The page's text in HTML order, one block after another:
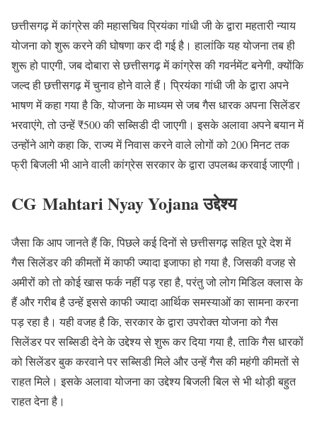
छत्तीसगढ़ में कांग्रेस की महासचिव प्रियंका गांधी जी के द्वारा महतारी न्याय
योजना को शुरू करने की घोषणा कर दी गई है। हालांकि यह योजना तब ही
शुरू हो पाएगी, जब दोबारा से छत्तीसगढ़ में कांग्रेस की गवर्नमेंट बनेगी, क्योंकि
जल्द ही छत्तीसगढ़ में चुनाव होने वाले हैं। प्रियंका गांधी जी के द्वारा अपने
भाषण में कहा गया है कि, योजना के माध्यम से जब गैस धारक अपना सिलेंडर
भरवाएंगे, तो उन्हें ₹500 की सब्सिडी दी जाएगी। इसके अलावा अपने बयान में
उन्होंने आगे कहा कि, राज्य में निवास करने वाले लोगों को 200 मिनट तक
फ्री बिजली भी आने वाली कांग्रेस सरकार के द्वारा उपलब्ध करवाई जाएगी।
CG Mahtari Nyay Yojanaउद्देश्य
जैसा कि आप जानते हैं कि, पिछले कई दिनों से छत्तीसगढ़ सहित पूरे देश में
गैस सिलेंडर की कीमतों में काफी ज्यादा इजाफा हो गया है, जिसकी वजह से
अमीरों को तो कोई खास फर्क नहीं पड़ रहा है, परंतु जो लोग मिडिल क्लास के
हैं और गरीब है उन्हें इससे काफी ज्यादा आर्थिक समस्याओं का सामना करना
पड़ रहा है। यही वजह है कि, सरकार के द्वारा उपरोक्त योजना को गैस
सिलेंडर पर सब्सिडी देने के उद्देश्य से शुरू कर दिया गया है, ताकि गैस धारकों
को सिलेंडर बुक करवाने पर सब्सिडी मिले और उन्हें गैस की महंगी कीमतों से
राहत मिले। इसके अलावा योजना का उद्देश्य बिजली बिल से भी थोड़ी बहुत
राहत देना है।